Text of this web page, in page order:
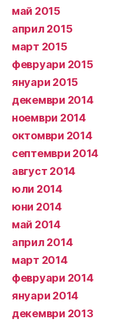
май 2015
април 2015
март 2015
февруари 2015
януари 2015
декември 2014
ноември 2014
октомври 2014
септември 2014
август 2014
юли 2014
юни 2014
май 2014
април 2014
март 2014
февруари 2014
януари 2014
декември 2013